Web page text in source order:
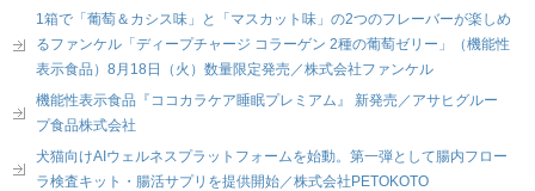
1箱で「葡萄＆カシス味」と「マスカット味」の2つのフレーバーが楽しめ
るファンケル「ディープチャージ コラーゲン 2種の葡萄ゼリー」（機能性
表示食品）8月18日（火）数量限定発売／株式会社ファンケル
機能性表示食品『ココカラケア睡眠プレミアム』 新発売／アサヒグルー
プ食品株式会社
犬猫向けAIウェルネスプラットフォームを始動。第一弾として腸内フロー
ラ検査キット・腸活サプリを提供開始／株式会社PETOKOTO